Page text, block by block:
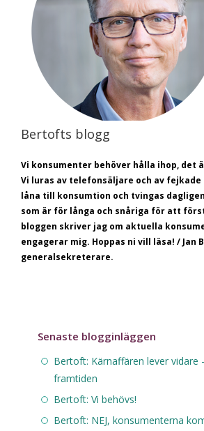
Bertofts blogg
Vi konsumenter behöver hålla ihop, det
Vi luras av telefonsäljare och av
låna till konsumtion och tvingas
som är för långa och snåriga för att
bloggen skriver jag om aktuella
engagerar mig. Hoppas ni vill läsa! / Jan
generalsekreterare.
Senaste blogginläggen
Bertoft: Kärnaffären lever vidare
framtiden
Bertoft: Vi behövs!
Bertoft: NEJ, konsumenterna